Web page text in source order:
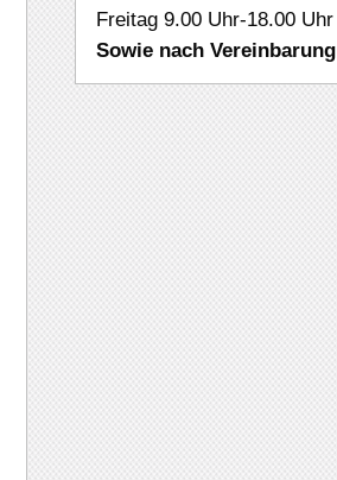
Freitag 9.00 Uhr-18.00 Uhr
Sowie nach Vereinbarung